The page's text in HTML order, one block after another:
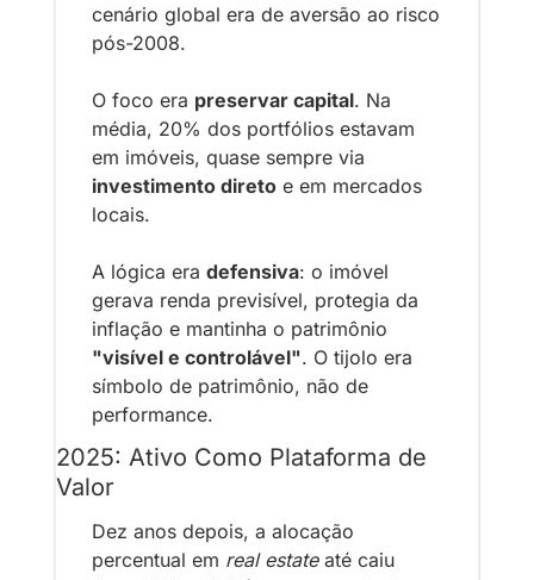
cenário global era de aversão ao risco
pós-2008.
O foco era preservar capital. Na
média, 20% dos portfólios estavam
investimento direto e em mercados
locais.
A lógica era defensiva: o imóvel
gerava renda previsível, protegia da
"visível e controlável". O tijolo era
símbolo de patrimônio, não de
performance.
2025: Ativo Como Plataforma de
Valor
Dez anos depois, a alocação
percentual em real estate até caiu